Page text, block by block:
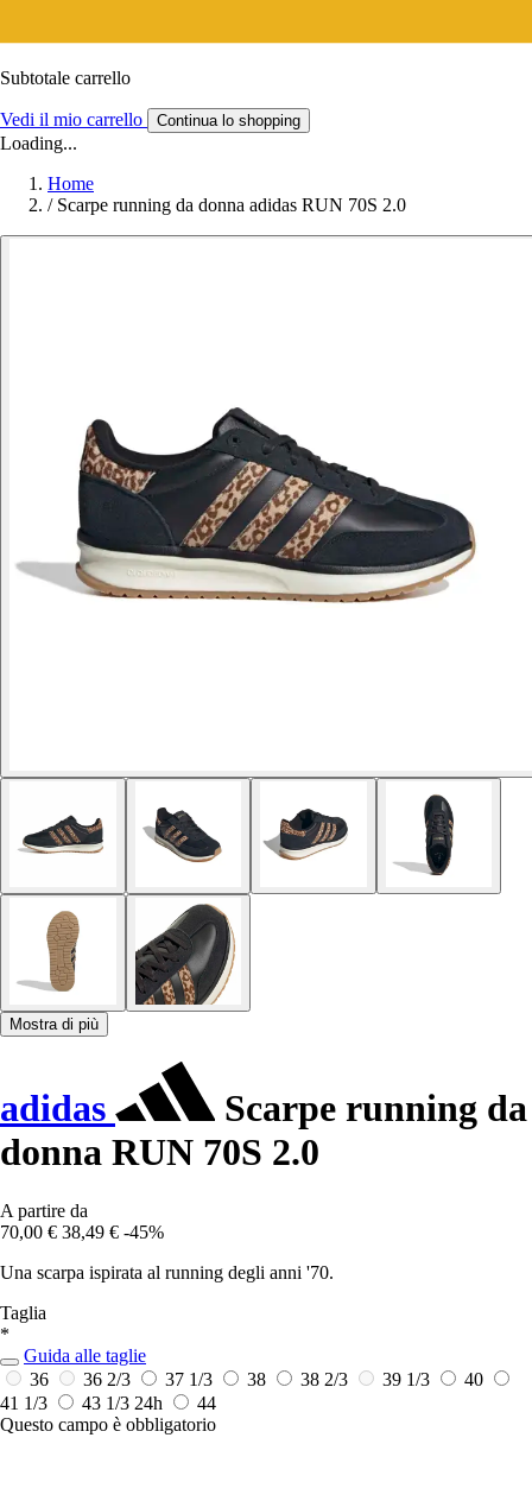
Subtotale carrello
Vedi il mio carrello Continua lo shopping
Loading...
Home
/ Scarpe running da donna adidas RUN 70S 2.0
Mostra di più
adidas
Scarpe running da
donna RUN 70S 2.0
A partire da
70,00 € 38,49 € -45%
Una scarpa ispirata al running degli anni '70.
Taglia
*
Guida alle taglie
36
36 2/3 37 1/3 38 38 2/3 39 1/3
40
41 1/3
43 1/3 24h
44
Questo campo è obbligatorio